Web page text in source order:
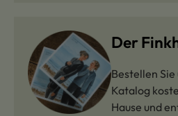
Der
Bestellen
Katalog
Hause und